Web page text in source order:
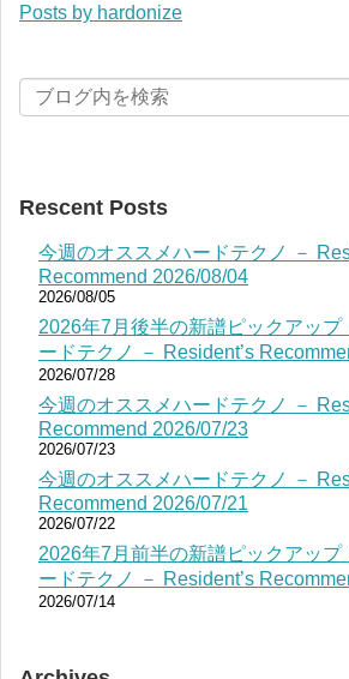
Posts by hardonize
Rescent Posts
今週のオススメハードテクノ －
Recommend 2026/08/04
2026/08/05
2026年7月後半の新譜ピックアップ
ードテクノ － Resident’s
2026/07/28
今週のオススメハードテクノ －
Recommend 2026/07/23
2026/07/23
今週のオススメハードテクノ －
Recommend 2026/07/21
2026/07/22
2026年7月前半の新譜ピックアップ
ードテクノ － Resident’s
2026/07/14